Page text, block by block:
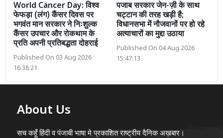
World Cancer Day: विश्व
फेफड़ा (लंग) कैंसर दिवस पर
भगवंत मान सरकार ने निःशुल्क
कैंसर उपचार और रोकथाम के
प्रति अपनी प्रतिबद्धता दोहराई
Published On 03 Aug 2026
16:38:21
पजाब सरकार जेन-ज़ी के साथ
चट्टान की तरह खड़ी है;
विधानसभा में नौजवानों पर हो रहे
अत्याचारों का मुद्दा उठाया
Published On 04 Aug 2026
15:47:13
About Us
सच कहूँ हिंदी व पंजाबी भाषा मे प्रकाशित राष्ट्रीय दैनिक अख़बार।